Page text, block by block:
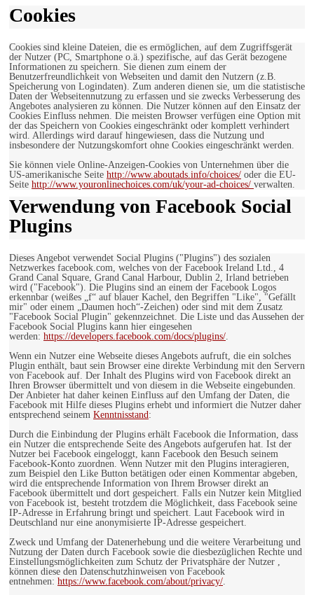
Cookies
Cookies sind kleine Dateien, die es ermöglichen, auf dem Zugriffsgerät
der Nutzer (PC, Smartphone o.ä.) spezifische, auf das Gerät bezogene
Informationen zu speichern. Sie dienen zum einem der
Benutzerfreundlichkeit von Webseiten und damit den Nutzern (z.B.
Speicherung von Logindaten). Zum anderen dienen sie, um die statistische
Daten der Webseitennutzung zu erfassen und sie zwecks Verbesserung des
Angebotes analysieren zu können. Die Nutzer können auf den Einsatz der
Cookies Einfluss nehmen. Die meisten Browser verfügen eine Option mit
der das Speichern von Cookies eingeschränkt oder komplett verhindert
wird. Allerdings wird darauf hingewiesen, dass die Nutzung und
insbesondere der Nutzungskomfort ohne Cookies eingeschränkt werden.
Sie können viele Online-Anzeigen-Cookies von Unternehmen über die
US-amerikanische Seite http://www.aboutads.info/choices/ oder die EU-
Seite http://www.youronlinechoices.com/uk/your-ad-choices/ verwalten.
Verwendung von Facebook Social
Plugins
Dieses Angebot verwendet Social Plugins ("Plugins") des sozialen
Netzwerkes facebook.com, welches von der Facebook Ireland Ltd., 4
Grand Canal Square, Grand Canal Harbour, Dublin 2, Irland betrieben
wird ("Facebook"). Die Plugins sind an einem der Facebook Logos
erkennbar (weißes „f“ auf blauer Kachel, den Begriffen "Like", "Gefällt
mir" oder einem „Daumen hoch“-Zeichen) oder sind mit dem Zusatz
"Facebook Social Plugin" gekennzeichnet. Die Liste und das Aussehen der
Facebook Social Plugins kann hier eingesehen
werden: https://developers.facebook.com/docs/plugins/.
Wenn ein Nutzer eine Webseite dieses Angebots aufruft, die ein solches
Plugin enthält, baut sein Browser eine direkte Verbindung mit den Servern
von Facebook auf. Der Inhalt des Plugins wird von Facebook direkt an
Ihren Browser übermittelt und von diesem in die Webseite eingebunden.
Der Anbieter hat daher keinen Einfluss auf den Umfang der Daten, die
Facebook mit Hilfe dieses Plugins erhebt und informiert die Nutzer daher
entsprechend seinem Kenntnisstand:
Durch die Einbindung der Plugins erhält Facebook die Information, dass
ein Nutzer die entsprechende Seite des Angebots aufgerufen hat. Ist der
Nutzer bei Facebook eingeloggt, kann Facebook den Besuch seinem
Facebook-Konto zuordnen. Wenn Nutzer mit den Plugins interagieren,
zum Beispiel den Like Button betätigen oder einen Kommentar abgeben,
wird die entsprechende Information von Ihrem Browser direkt an
Facebook übermittelt und dort gespeichert. Falls ein Nutzer kein Mitglied
von Facebook ist, besteht trotzdem die Möglichkeit, dass Facebook seine
IP-Adresse in Erfahrung bringt und speichert. Laut Facebook wird in
Deutschland nur eine anonymisierte IP-Adresse gespeichert.
Zweck und Umfang der Datenerhebung und die weitere Verarbeitung und
Nutzung der Daten durch Facebook sowie die diesbezüglichen Rechte und
Einstellungsmöglichkeiten zum Schutz der Privatsphäre der Nutzer ,
können diese den Datenschutzhinweisen von Facebook
entnehmen: https://www.facebook.com/about/privacy/.